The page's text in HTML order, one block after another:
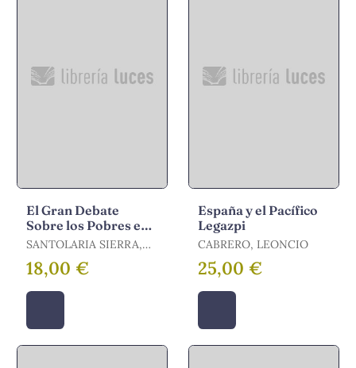
El Gran Debate
Sobre los Pobres en
el Siglo Xvi
SANTOLARIA SIERRA,
18,00 €
España y el Pacífico
Legazpi
CABRERO, LEONCIO
25,00 €